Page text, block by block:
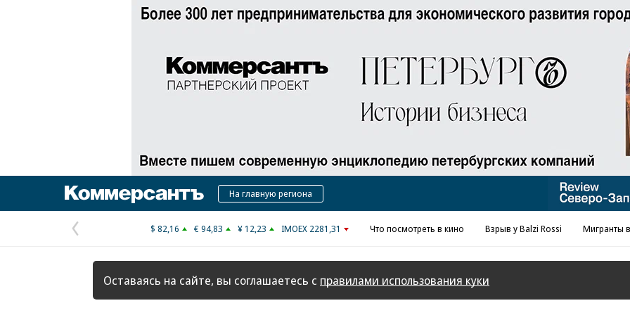
Реклама в «Ъ» www.kommersant.ru/ad
КоммерсантъНа главную региона
Предыдущая
страница
$ 82,16 € 94,83 ¥ 12,23 IMOEX 2281,31 Что посмотреть в кино Взрыв у Balzi Rossi Мигранты
Оставаясь на сайте, вы соглашаетесь с правилами использования куки